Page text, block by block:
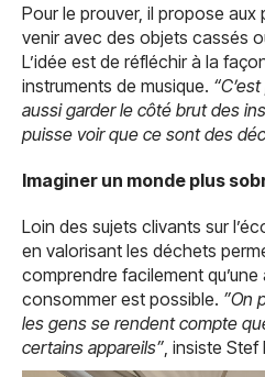
Pour le prouver, il propose
venir avec des objets cassés
L’idée est de réfléchir à la
instruments de musique.
aussi garder le côté brut des
puisse voir que ce sont des
Imaginer un monde plus
Loin des sujets clivants sur
en valorisant les déchets
comprendre facilement qu’une
consommer est possible. ”On
les gens se rendent compte
certains appareils” , insiste